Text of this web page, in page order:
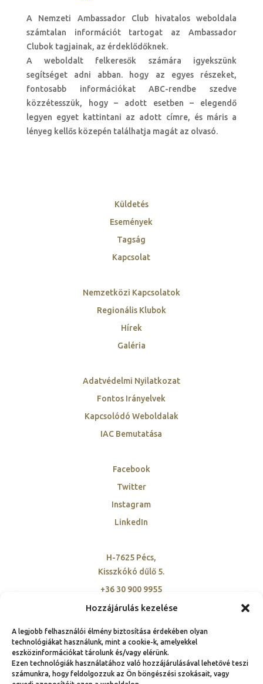
Hozzájárulás kezelése
A legjobb felhasználói élmény biztosítása érdekében olyan
technológiákat használunk, mint a cookie-k, amelyekkel
eszközinformációkat tárolunk és/vagy elérünk.
Ezen technológiák használatához való hozzájárulásával lehetővé teszi
számunkra, hogy feldolgozzuk az Ön böngészési szokásait, vagy
A Nemzeti Ambassador Club hivatalos weboldala
számtalan információt tartogat az Ambassador
Clubok tagjainak, az érdeklődőknek.
A weboldalt felkeresők számára igyekszünk
segítséget adni abban. hogy az egyes részeket,
fontosabb információkat ABC-rendbe szedve
közzétesszük, hogy – adott esetben – elegendő
legyen egyet kattintani az adott címre, és máris a
lényeg kellős közepén találhatja magát az olvasó.
Küldetés
Események
Tagság
Kapcsolat
Nemzetközi Kapcsolatok
Regionális Klubok
Hírek
Galéria
Adatvédelmi Nyilatkozat
Fontos Irányelvek
Kapcsolódó Weboldalak
IAC Bemutatása
Facebook
Twitter
Instagram
LinkedIn
H-7625 Pécs,
Kisszkókó dűlő 5.
+36 30 900 9955
szovetseg@ambassadorclub-hu.org